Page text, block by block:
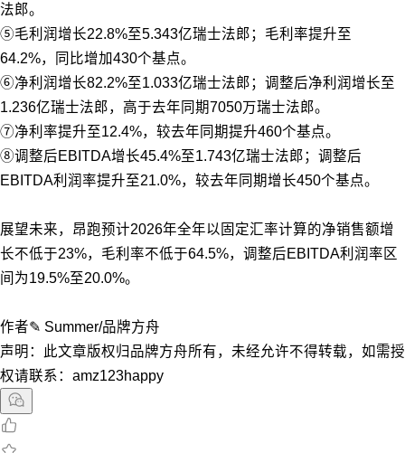
法郎。
⑤毛利润增长22.8%至5.343亿瑞士法郎；毛利率提升至
64.2%，同比增加430个基点。
⑥净利润增长82.2%至1.033亿瑞士法郎；调整后净利润增长至
1.236亿瑞士法郎，高于去年同期7050万瑞士法郎。
⑦净利率提升至12.4%，较去年同期提升460个基点。
⑧调整后EBITDA增长45.4%至1.743亿瑞士法郎；调整后
EBITDA利润率提升至21.0%，较去年同期增长450个基点。
展望未来，昂跑预计2026年全年以固定汇率计算的净销售额增
长不低于23%，毛利率不低于64.5%，调整后EBITDA利润率区
间为19.5%至20.0%。
作者✎ Summer/品牌方舟
声明：此文章版权归品牌方舟所有，未经允许不得转载，如需授
权请联系：amz123happy